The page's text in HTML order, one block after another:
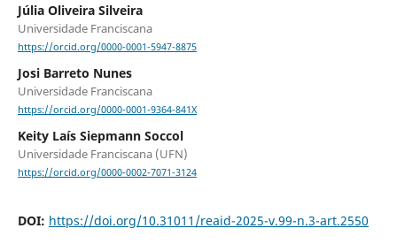
Júlia Oliveira Silveira
Universidade Franciscana
https://orcid.org/0000-0001-5947-8875
Josi Barreto Nunes
Universidade Franciscana
https://orcid.org/0000-0001-9364-841X
Keity Laís Siepmann Soccol
Universidade Franciscana (UFN)
https://orcid.org/0000-0002-7071-3124
DOI: https://doi.org/10.31011/reaid-2025-v.99-n.3-art.2550